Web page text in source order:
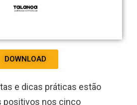
DOWNLOAD
e dicas práticas estão
positivos nos cinco